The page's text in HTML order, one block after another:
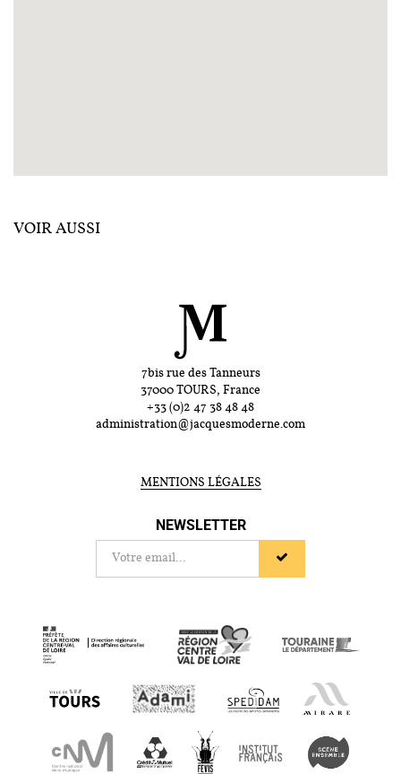
VOIR AUSSI
7bis rue des Tanneurs
37000 TOURS, France
+33 (0)2 47 38 48 48
administration@jacquesmoderne.com
MENTIONS LÉGALES
NEWSLETTER